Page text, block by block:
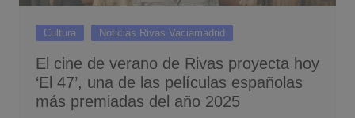
Cultura Noticias Rivas Vaciamadrid
El cine de verano de Rivas proyecta hoy
‘El 47’, una de las películas españolas
más premiadas del año 2025